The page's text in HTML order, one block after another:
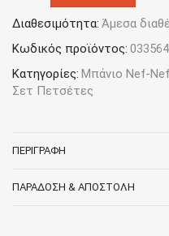
Promise
ποσότητα
Διαθεσιμότητα: Άμεσα
Κωδικός προϊόντος: 033564
Κατηγορίες: Μπάνιο Nef-Nef
Σετ Πετσέτες
ΠΕΡΙΓΡΑΦΉ
ΠΑΡΆΔΟΣΗ & ΑΠΟΣΤΟΛΉ